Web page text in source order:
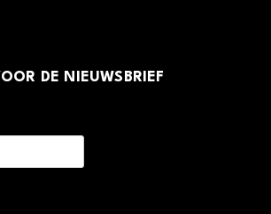
DE NIEUWSBRIEF